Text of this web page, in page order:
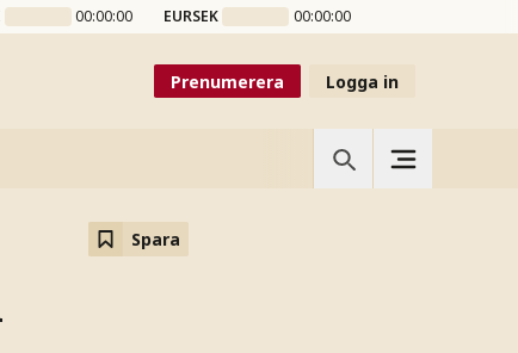
00:00:00 EURSEK 00:00:00
Prenumerera Logga in
Spara